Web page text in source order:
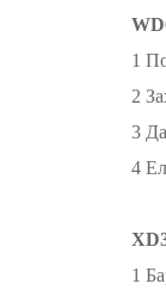
1
2
3
4
1